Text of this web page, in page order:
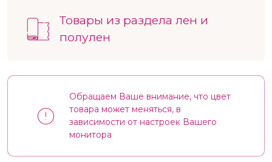
Товары из раздела лен и
полулен
Обращаем Ваше внимание, что цвет
товара может меняться, в
зависимости от настроек Вашего
монитора